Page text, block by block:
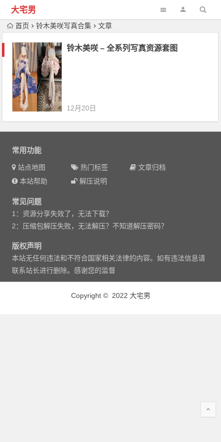
大宅男
首页 铃木美咲写真合集 文章
铃木美咲 – 全系列写真资源套图
12月20日
常用功能
站点地图 热门标签
文章归档
本站帮助
解压说明
常见问题
1：资源分享失效了，无法下载？
2：压缩包解压失败，无法解压？不知道解压密码？
版权声明
本站无任何违法和不符合国家相关法律的内容。如有违法信息请
联系站长进行删除。感谢您的监督
Copyright © 2022 大宅男